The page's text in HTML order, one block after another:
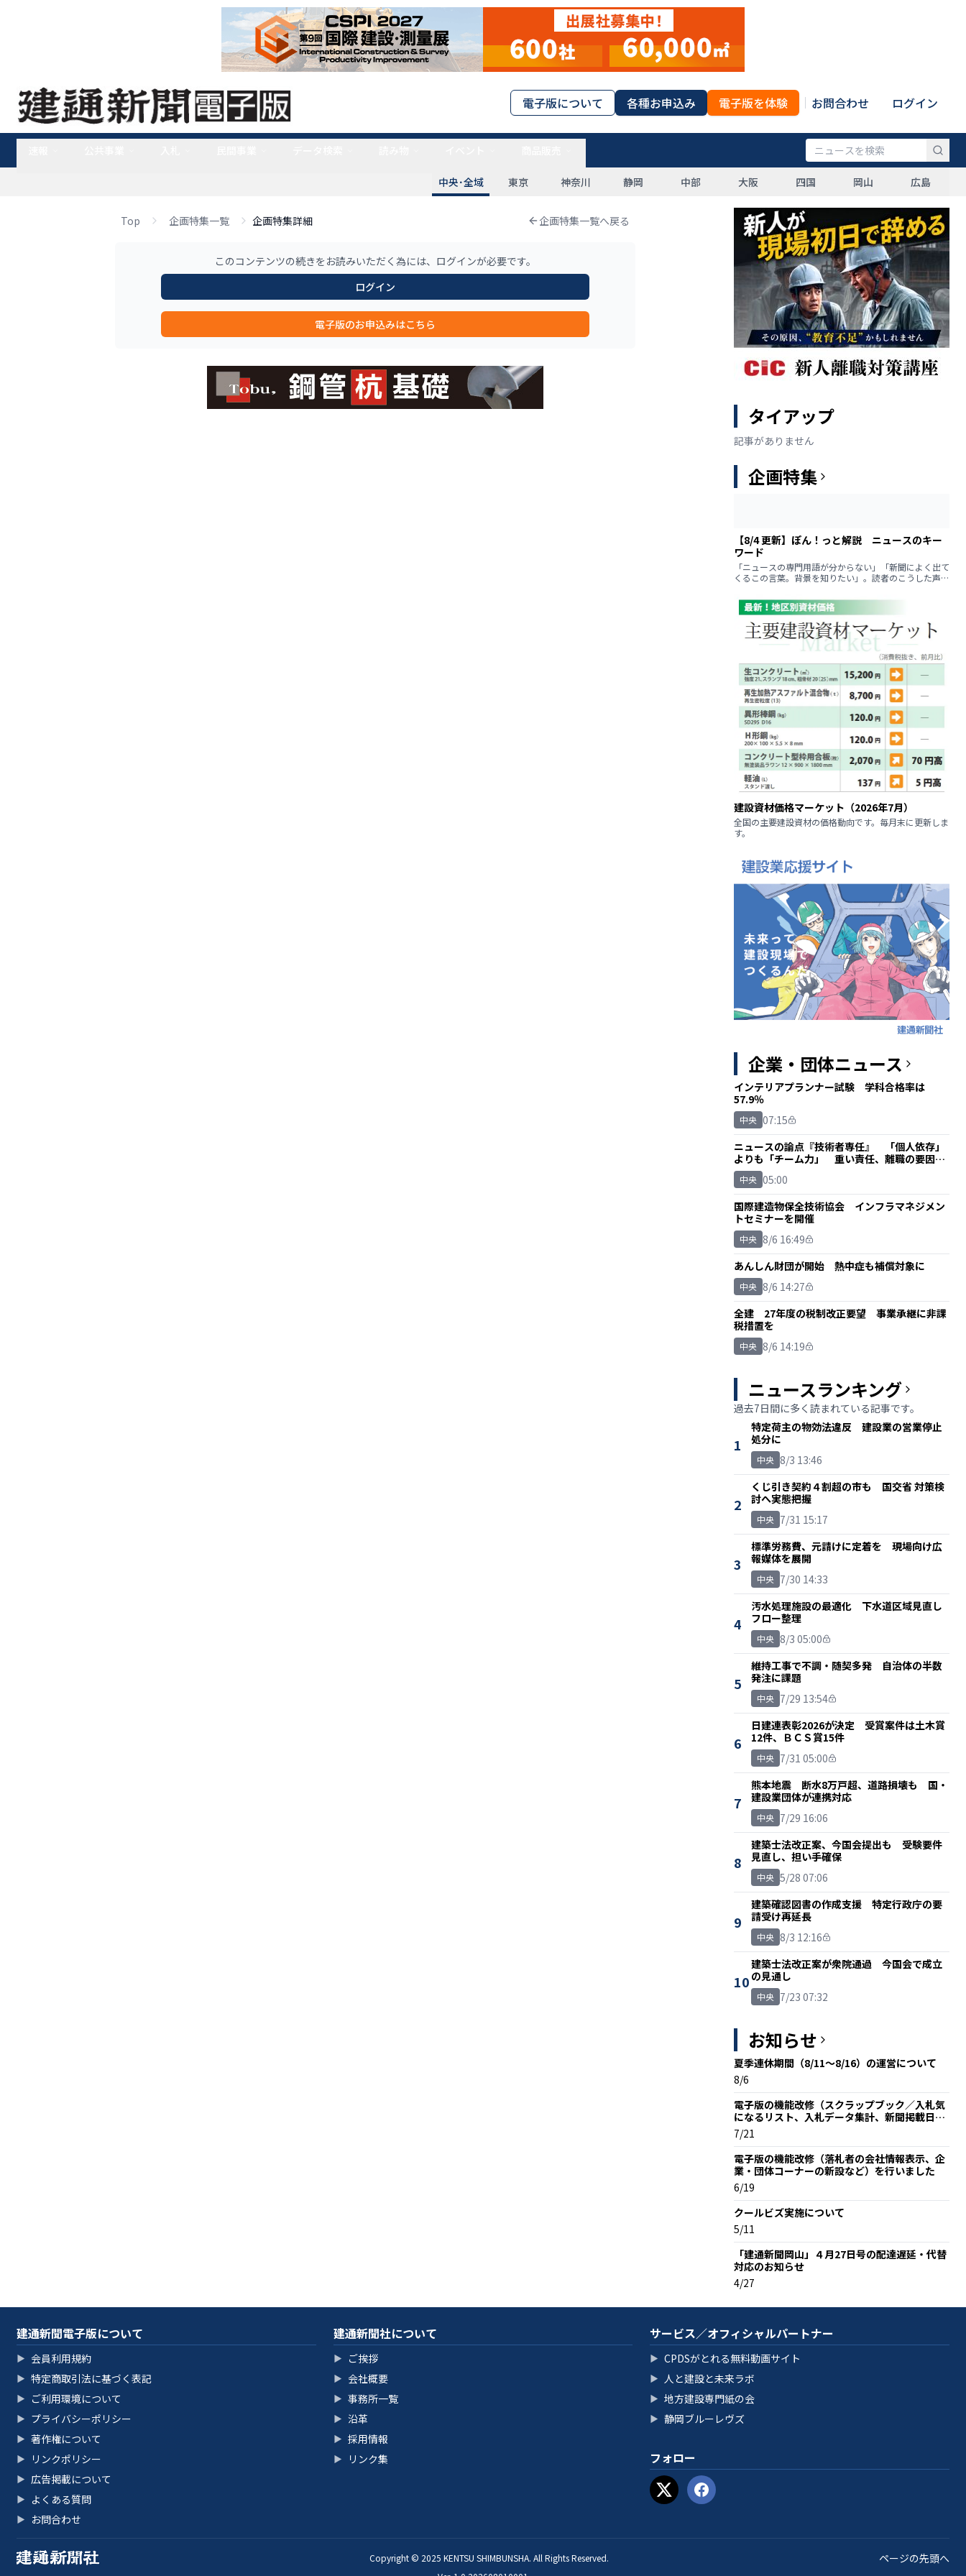
電子版について 各種お申込み 電子版を体験 お問合わせ ログイン
中央･全域 東京 神奈川 静岡 中部 大阪 四国 岡山 広島
Top 企画特集一覧 企画特集詳細 企画特集一覧へ戻る
このコンテンツの続きをお読みいただく為には、ログインが必要です。
ログイン
電子版のお申込みはこちら
タイアップ
記事がありません
企画特集
【8/4 更新】ぽん！っと解説 ニュースのキー
ワード
「ニュースの専門用語が分からない」「新聞によく出て
くるこの言葉。背景を知りたい」。読者のこうした声に
建設資材価格マーケット（2026年7月）
全国の主要建設資材の価格動向です。毎月末に更新しま
す。
企業・団体ニュース
インテリアプランナー試験 学科合格率は
57.9％
中央 07:15
ニュースの論点『技術者専任』 「個人依存」
よりも「チーム力」 重い責任、離職の要因に
も
中央 05:00
国際建造物保全技術協会 インフラマネジメン
トセミナーを開催
中央 8/6 16:49
あんしん財団が開始 熱中症も補償対象に
中央 8/6 14:27
全建 27年度の税制改正要望 事業承継に非課
税措置を
中央 8/6 14:19
ニュースランキング
過去7日間に多く読まれている記事です。
1
特定荷主の物効法違反 建設業の営業停止
処分に
中央 8/3 13:46
2
くじ引き契約４割超の市も 国交省 対策検
討へ実態把握
中央 7/31 15:17
3
標準労務費、元請けに定着を 現場向け広
報媒体を展開
中央 7/30 14:33
4
汚水処理施設の最適化 下水道区域見直し
フロー整理
中央 8/3 05:00
5
維持工事で不調・随契多発 自治体の半数
発注に課題
中央 7/29 13:54
6
日建連表彰2026が決定 受賞案件は土木賞
12件、ＢＣＳ賞15件
中央 7/31 05:00
7
熊本地震 断水8万戸超、道路損壊も 国・
建設業団体が連携対応
中央 7/29 16:06
8
建築士法改正案、今国会提出も 受験要件
見直し、担い手確保
中央 5/28 07:06
9
建築確認図書の作成支援 特定行政庁の要
請受け再延長
中央 8/3 12:16
10
建築士法改正案が衆院通過 今国会で成立
の見通し
中央 7/23 07:32
お知らせ
夏季連休期間（8/11～8/16）の運営について
8/6
電子版の機能改修（スクラップブック／入札気
になるリスト、入札データ集計、新聞掲載日な
ど）を行いました
7/21
電子版の機能改修（落札者の会社情報表示、企
業・団体コーナーの新設など）を行いました
6/19
クールビズ実施について
5/11
「建通新聞岡山」４月27日号の配達遅延・代替
対応のお知らせ
4/27
建通新聞電子版について
▶ 会員利用規約
▶ 特定商取引法に基づく表記
▶ ご利用環境について
▶ プライバシーポリシー
▶ 著作権について
▶ リンクポリシー
▶ 広告掲載について
▶ よくある質問
▶ お問合わせ
建通新聞社について
▶ ご挨拶
▶ 会社概要
▶ 事務所一覧
▶ 沿革
▶ 採用情報
▶ リンク集
サービス／オフィシャルパートナー
▶ CPDSがとれる無料動画サイト
▶ 人と建設と未来ラボ
▶ 地方建設専門紙の会
▶ 静岡ブルーレヴズ
フォロー
Copyright © 2025 KENTSU SHIMBUNSHA. All Rights Reserved. ページの先頭へ